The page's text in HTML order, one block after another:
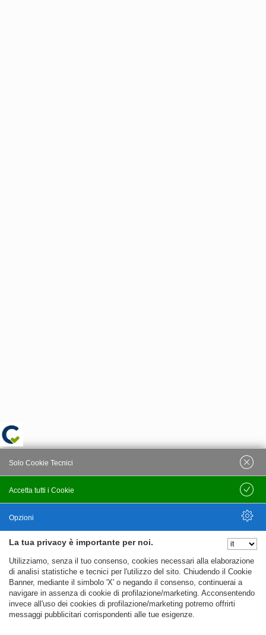
La tua privacy è importante per noi.
Utilizziamo, senza il tuo consenso, cookies necessari alla elaborazione
di analisi statistiche e tecnici per l'utilizzo del sito. Chiudendo il Cookie
Banner, mediante il simbolo 'X' o negando il consenso, continuerai a
navigare in assenza di cookie di profilazione/marketing. Acconsentendo
invece all'uso dei cookies di profilazione/marketing potremo offrirti
messaggi pubblicitari corrispondenti alle tue esigenze.
Accetta tutti i Cookie
Solo Cookie Tecnici
Salva
Opzioni
Nascondi Opzioni